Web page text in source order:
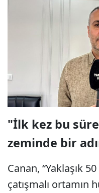
"İlk kez bu
zeminde bir
Canan, “Yaklaşık
çatışmalı ortamın